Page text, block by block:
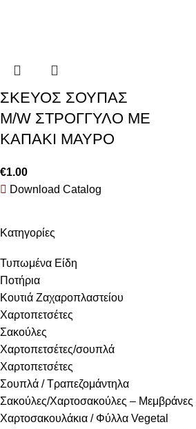
Κατηγορίες
Τυπωμένα Είδη
Ποτήρια
Κουτιά Ζαχαροπλαστείου
Χαρτοπετσέτες
Σακούλες
Χαρτοπετσέτες/σουπλά
Χαρτοπετσέτες
Σουπλά / Τραπεζομάντηλα
Σακούλες/Χαρτοσακούλες – Μεμβράνες
Χαρτοσακουλάκια / Φύλλα Vegetal
ΣΚΕΥΟΣ ΣΟΥΠΑΣ
M/W ΣΤΡΟΓΓΥΛΟ ΜΕ
ΚΑΠΑΚΙ ΜΑΥΡΟ
€1.00
Download Catalog